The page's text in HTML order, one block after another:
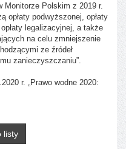
Monitorze Polskim z 2019 r.
opłaty podwyższonej, opłaty
legalizacyjnej, a także
na celu zmniejszenie
ze źródeł
zanieczyszczaniu”.
r. „Prawo wodne 2020:
listy